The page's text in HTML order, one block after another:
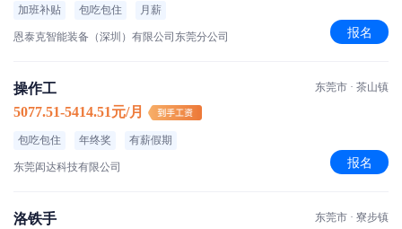
加班补贴 包吃包住 月薪
恩泰克智能装备（深圳）有限公司东莞分公司 报名
操作工
5077.51-5414.51元/月
包吃包住 年终奖 有薪假期
东莞闳达科技有限公司
东莞市 · 茶山镇
报名
洛铁手
东莞市 · 寮步镇